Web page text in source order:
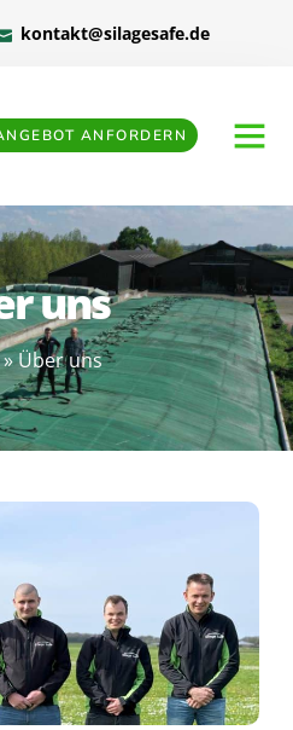
kontakt@silagesafe.de
ANFORDERN
uns
»Über uns